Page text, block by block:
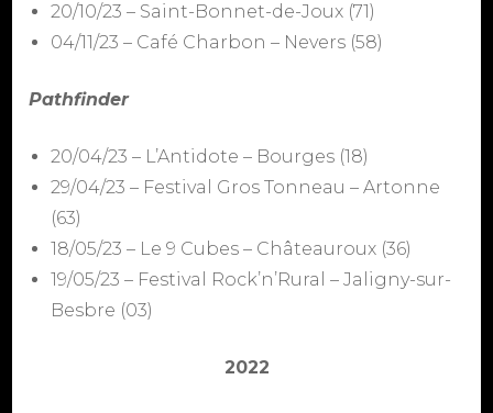
20/10/23 – Saint-Bonnet-de-Joux (71)
04/11/23 – Café Charbon – Nevers (58)
Pathfinder
20/04/23 – L’Antidote – Bourges (18)
29/04/23 – Festival Gros Tonneau – Artonne
(63)
18/05/23 – Le 9 Cubes – Châteauroux (36)
19/05/23 – Festival Rock’n’Rural – Jaligny-sur-
Besbre (03)
2022